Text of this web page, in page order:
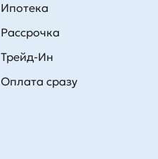
Ипотека
Рассрочка
Трейд-Ин
Оплата сразу